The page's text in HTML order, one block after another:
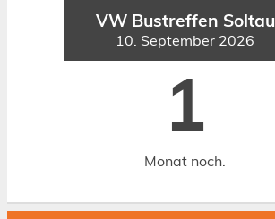
VW Bustreffen Soltau
10. September 2026
1
Monat noch.